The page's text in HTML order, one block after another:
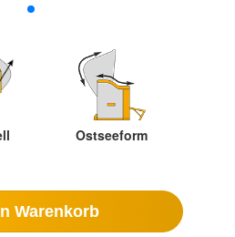
Ostseeform
Warenkorb